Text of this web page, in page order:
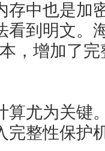
存中也是加
看到明文。
，增加了
算尤为关键
完整性保护